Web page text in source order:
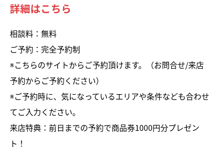
詳細はこちら
相談料：無料
ご予約：完全予約制
※こちらのサイトからご予約頂けます。（お問合せ/来店
予約からご予約ください）
※ご予約時に、気になっているエリアや条件なども合わせ
てご入力ください。
来店特典：前日までの予約で商品券1000円分プレゼン
ト！